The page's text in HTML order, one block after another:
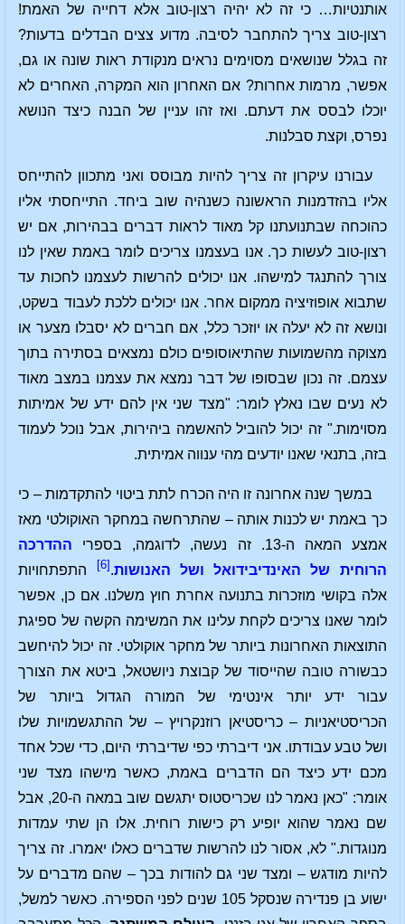
אותנטיות… כי זה לא יהיה רצון-טוב אלא דחייה של האמת!
רצון-טוב צריך להתחבר לסיבה. מדוע צצים הבדלים בדעות?
זה בגלל שנושאים מסוימים נראים מנקודת ראות שונה או גם,
אפשר, מרמות אחרות? אם האחרון הוא המקרה, האחרים לא
יוכלו לבסס את דעתם. ואז זהו עניין של הבנה כיצד הנושא
נפרס, וקצת סבלנות.
עבורנו עיקרון זה צריך להיות מבוסס ואני מתכוון להתייחס
אליו בהזדמנות הראשונה כשנהיה שוב ביחד. התייחסתי אליו
כהוכחה שבתנועתנו קל מאוד לראות דברים בבהירות, אם יש
רצון-טוב לעשות כך. אנו בעצמנו צריכים לומר באמת שאין לנו
צורך להתנגד למישהו. אנו יכולים להרשות לעצמנו לחכות עד
שתבוא אופוזיציה ממקום אחר. אנו יכולים ללכת לעבוד בשקט,
ונושא זה לא יעלה או יוזכר כלל, אם חברים לא יסבלו מצער או
מצוקה מהשמועות שהתיאוסופים כולם נמצאים בסתירה בתוך
עצמם. זה נכון שבסופו של דבר נמצא את עצמנו במצב מאוד
לא נעים שבו נאלץ לומר: "מצד שני אין להם ידע של אמיתות
מסוימות." זה יכול להוביל להאשמה ביהירות, אבל נוכל לעמוד
בזה, בתנאי שאנו יודעים מהי ענווה אמיתית.
במשך שנה אחרונה זו היה הכרח לתת ביטוי להתקדמות – כי
כך באמת יש לכנות אותה – שהתרחשה במחקר האוקולטי מאז
אמצע המאה ה-13. זה נעשה, לדוגמה, בספרי
ההדרכה
הרוחית של האינדיבידואל ושל האנושות.
[6]
התפתחויות
אלה בקושי מוזכרות בתנועה אחרת חוץ משלנו. אם כן, אפשר
לומר שאנו צריכים לקחת עלינו את המשימה הקשה של ספיגת
התוצאות האחרונות ביותר של מחקר אוקולטי. זה יכול להיחשב
כבשורה טובה שהייסוד של קבוצת ניושטאל, ביטא את הצורך
עבור ידע יותר אינטימי של המורה הגדול ביותר של
הכריסטיאניות – כריסטיאן רוזנקרויץ – של ההתגשמויות שלו
ושל טבע עבודתו. אני דיברתי כפי שדיברתי היום, כדי שכל אחד
מכם ידע כיצד הם הדברים באמת, כאשר מישהו מצד שני
אומר: "כאן נאמר לנו שכריסטוס יתגשם שוב במאה ה-20, אבל
שם נאמר שהוא יופיע רק כישות רוחית. אלו הן שתי עמדות
מנוגדות." לא, אסור לנו להרשות שדברים כאלו יאמרו. זה צריך
להיות מודגש – ומצד שני גם להודות בכך – שהם מדברים על
ישוע בן פנדירה שנסקל 105 שנים לפני הספירה. כאשר למשל,